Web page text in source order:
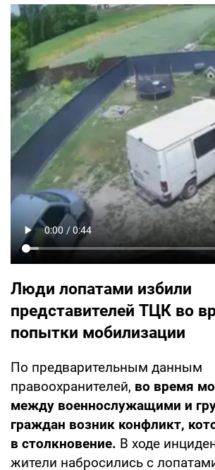
Люди лопатами избили
представителей ТЦК во
попытки мобилизации
По предварительным данным
правоохранителей, во время
между военнослужащими и
граждан возник конфликт,
в столкновение. В ходе
жители набросились с